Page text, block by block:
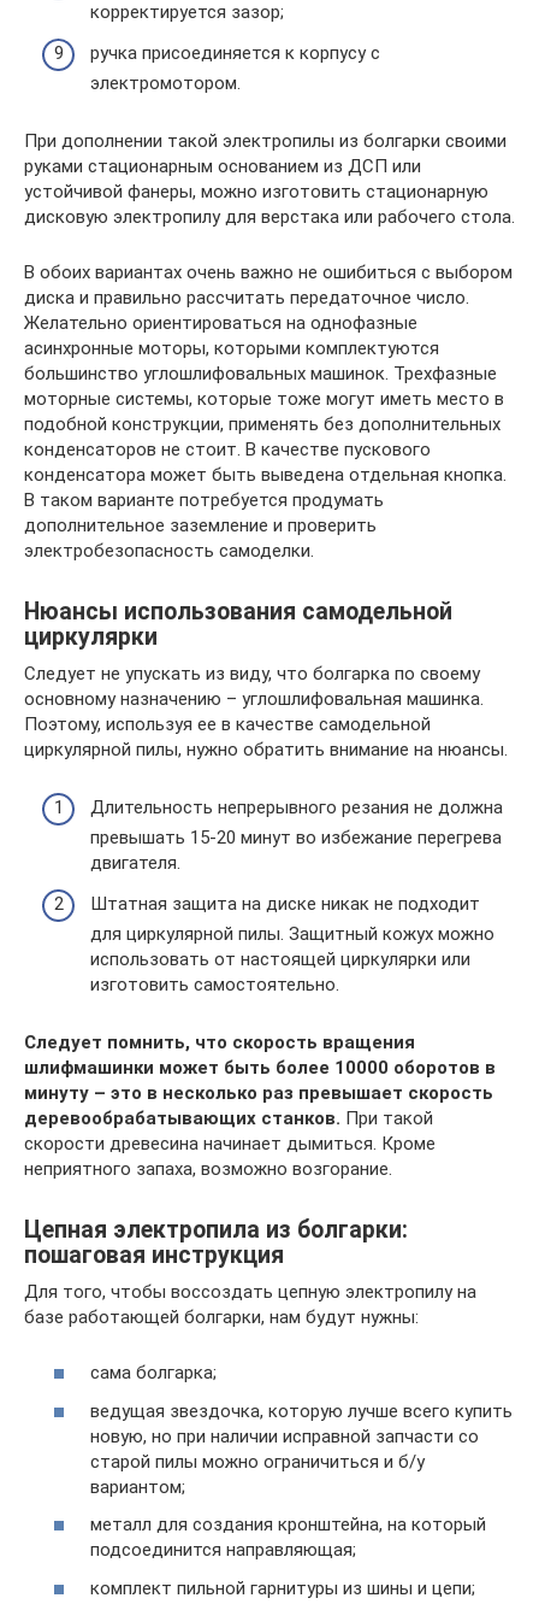
корректируется зазор;
ручка присоединяется к корпусу с
электромотором.
При дополнении такой электропилы из болгарки своими
руками стационарным основанием из ДСП или
устойчивой фанеры, можно изготовить стационарную
дисковую электропилу для верстака или рабочего стола.
В обоих вариантах очень важно не ошибиться с выбором
диска и правильно рассчитать передаточное число.
Желательно ориентироваться на однофазные
асинхронные моторы, которыми комплектуются
большинство углошлифовальных машинок. Трехфазные
моторные системы, которые тоже могут иметь место в
подобной конструкции, применять без дополнительных
конденсаторов не стоит. В качестве пускового
конденсатора может быть выведена отдельная кнопка.
В таком варианте потребуется продумать
дополнительное заземление и проверить
электробезопасность самоделки.
Нюансы использования самодельной
циркулярки
Следует не упускать из виду, что болгарка по своему
основному назначению – углошлифовальная машинка.
Поэтому, используя ее в качестве самодельной
циркулярной пилы, нужно обратить внимание на нюансы.
Длительность непрерывного резания не должна
превышать 15-20 минут во избежание перегрева
двигателя.
Штатная защита на диске никак не подходит
для циркулярной пилы. Защитный кожух можно
использовать от настоящей циркулярки или
изготовить самостоятельно.
Следует помнить, что скорость вращения
шлифмашинки может быть более 10000 оборотов в
минуту – это в несколько раз превышает скорость
деревообрабатывающих станков. При такой
скорости древесина начинает дымиться. Кроме
неприятного запаха, возможно возгорание.
Цепная электропила из болгарки:
пошаговая инструкция
Для того, чтобы воссоздать цепную электропилу на
базе работающей болгарки, нам будут нужны:
сама болгарка;
ведущая звездочка, которую лучше всего купить
новую, но при наличии исправной запчасти со
старой пилы можно ограничиться и б/у
вариантом;
металл для создания кронштейна, на который
подсоединится направляющая;
комплект пильной гарнитуры из шины и цепи;